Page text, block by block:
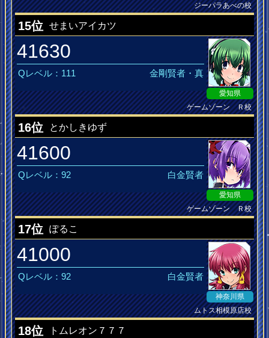
ジーパラあべの校
15位 せまいアイカツ
41630
Qレベル：111 金剛賢者・真
愛知県
ゲームゾーン Ｒ校
16位 神に誓ってお前一筋
とかしきゆず
41600
Qレベル：92 白金賢者
愛知県
ゲームゾーン Ｒ校
17位 ぽるこ
41000
Qレベル：92 白金賢者
神奈川県
ムトス相模原店校
18位 トムレオン７７７